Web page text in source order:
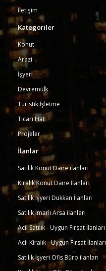
İletişim
Kategoriler
Konut
Arazi
İşyeri
Devremülk
Turistik İşletme
Ticari Hat
Projeler
İlanlar
Satılık Konut Daire ilanları
Kiralık Konut Daire İlanları
Satılık İşyeri Dükkan İlanları
Satılık İmarlı Arsa ilanları
Acil Satılık - Uygun Fırsat İlanları
Acil Kiralık - Uygun Fırsat İlanları
Satılık İşyeri Ofis Büro ilanları